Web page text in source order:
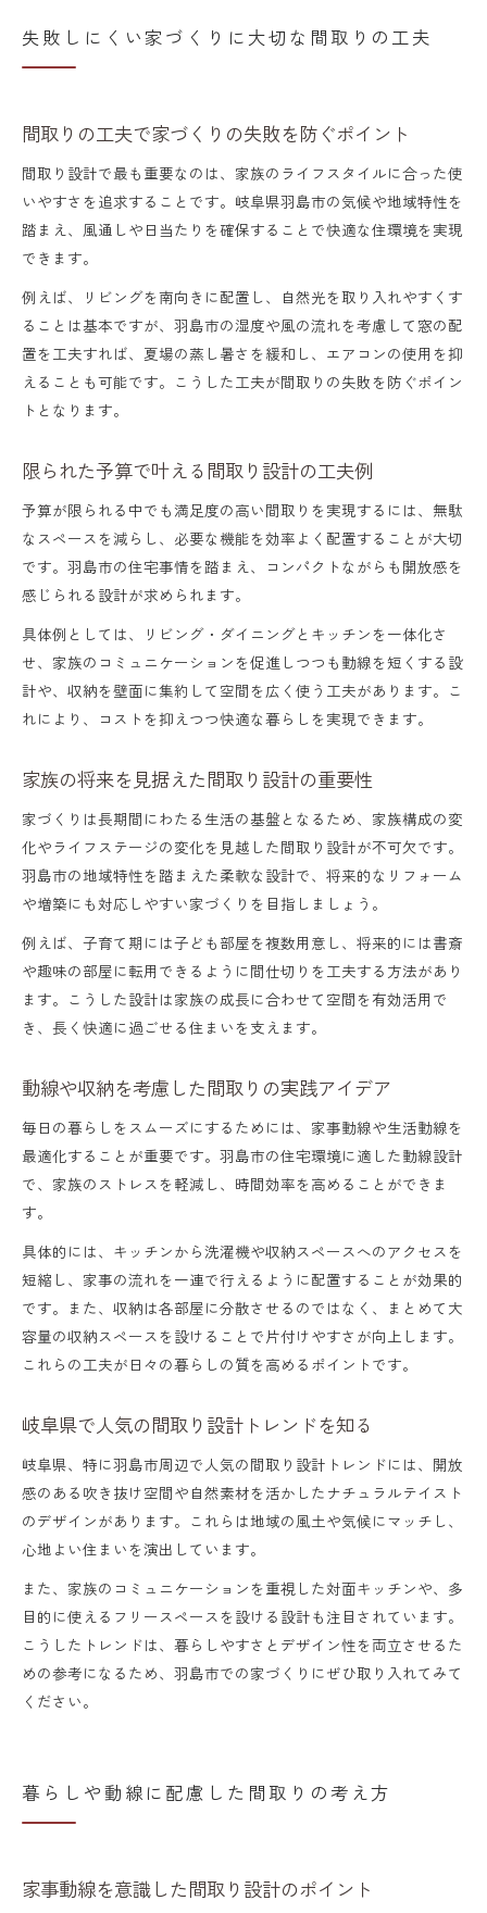
失敗しにくい家づくりに大切な間取りの工夫
間取りの工夫で家づくりの失敗を防ぐポイント
間取り設計で最も重要なのは、家族のライフスタイルに合った使
いやすさを追求することです。岐阜県羽島市の気候や地域特性を
踏まえ、風通しや日当たりを確保することで快適な住環境を実現
できます。
例えば、リビングを南向きに配置し、自然光を取り入れやすくす
ることは基本ですが、羽島市の湿度や風の流れを考慮して窓の配
置を工夫すれば、夏場の蒸し暑さを緩和し、エアコンの使用を抑
えることも可能です。こうした工夫が間取りの失敗を防ぐポイン
トとなります。
限られた予算で叶える間取り設計の工夫例
予算が限られる中でも満足度の高い間取りを実現するには、無駄
なスペースを減らし、必要な機能を効率よく配置することが大切
です。羽島市の住宅事情を踏まえ、コンパクトながらも開放感を
感じられる設計が求められます。
具体例としては、リビング・ダイニングとキッチンを一体化さ
せ、家族のコミュニケーションを促進しつつも動線を短くする設
計や、収納を壁面に集約して空間を広く使う工夫があります。こ
れにより、コストを抑えつつ快適な暮らしを実現できます。
家族の将来を見据えた間取り設計の重要性
家づくりは長期間にわたる生活の基盤となるため、家族構成の変
化やライフステージの変化を見越した間取り設計が不可欠です。
羽島市の地域特性を踏まえた柔軟な設計で、将来的なリフォーム
や増築にも対応しやすい家づくりを目指しましょう。
例えば、子育て期には子ども部屋を複数用意し、将来的には書斎
や趣味の部屋に転用できるように間仕切りを工夫する方法があり
ます。こうした設計は家族の成長に合わせて空間を有効活用で
き、長く快適に過ごせる住まいを支えます。
動線や収納を考慮した間取りの実践アイデア
毎日の暮らしをスムーズにするためには、家事動線や生活動線を
最適化することが重要です。羽島市の住宅環境に適した動線設計
で、家族のストレスを軽減し、時間効率を高めることができま
す。
具体的には、キッチンから洗濯機や収納スペースへのアクセスを
短縮し、家事の流れを一連で行えるように配置することが効果的
です。また、収納は各部屋に分散させるのではなく、まとめて大
容量の収納スペースを設けることで片付けやすさが向上します。
これらの工夫が日々の暮らしの質を高めるポイントです。
岐阜県で人気の間取り設計トレンドを知る
岐阜県、特に羽島市周辺で人気の間取り設計トレンドには、開放
感のある吹き抜け空間や自然素材を活かしたナチュラルテイスト
のデザインがあります。これらは地域の風土や気候にマッチし、
心地よい住まいを演出しています。
また、家族のコミュニケーションを重視した対面キッチンや、多
目的に使えるフリースペースを設ける設計も注目されています。
こうしたトレンドは、暮らしやすさとデザイン性を両立させるた
めの参考になるため、羽島市での家づくりにぜひ取り入れてみて
ください。
暮らしや動線に配慮した間取りの考え方
家事動線を意識した間取り設計のポイント